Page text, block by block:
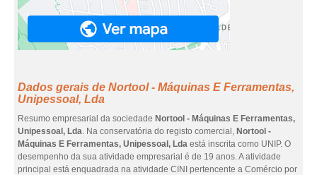
Dados gerais de Nortool - Máquinas E Ferramentas,
Unipessoal, Lda
Resumo empresarial da sociedade Nortool - Máquinas E Ferramentas,
Unipessoal, Lda. Na conservatória do registo comercial, Nortool -
Máquinas E Ferramentas, Unipessoal, Lda está inscrita como UNIP. O
desempenho da sua atividade empresarial é de 19 anos. A atividade
principal está enquadrada na atividade CINI pertencente a Comércio por